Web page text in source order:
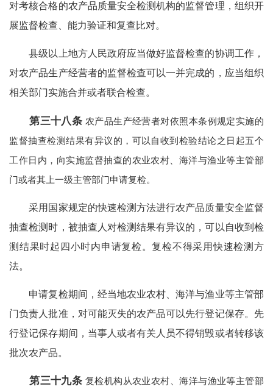
对考核合格的农产品质量安全检测机构的监督管理，组织开
展监督检查、能力验证和复查比对。
县级以上地方人民政府应当做好监督检查的协调工作，
对农产品生产经营者的监督检查可以一并完成的，应当组织
相关部门实施合并或者联合检查。
第三十八条 农产品生产经营者对依照本条例规定实施的
监督抽查检测结果有异议的，可以自收到检验结论之日起五个
工作日内，向实施监督抽查的农业农村、海洋与渔业等主管部
门或者其上一级主管部门申请复检。
采用国家规定的快速检测方法进行农产品质量安全监督
抽查检测时，被抽查人对检测结果有异议的，可以自收到检
测结果时起四小时内申请复检。复检不得采用快速检测方
法。
申请复检期间，经当地农业农村、海洋与渔业等主管部
门负责人批准，对可能灭失的农产品可以先行登记保存。先
行登记保存期间，当事人或者有关人员不得销毁或者转移该
批次农产品。
第三十九条 复检机构从农业农村、海洋与渔业等主管部